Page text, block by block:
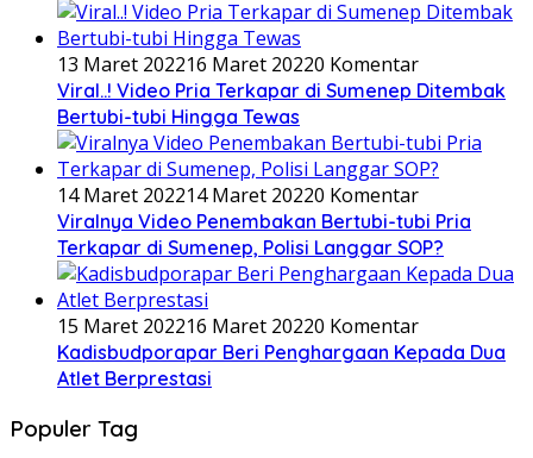
13 Maret 202216 Maret 20220 Komentar
Viral..! Video Pria Terkapar di Sumenep Ditembak
Bertubi-tubi Hingga Tewas
14 Maret 202214 Maret 20220 Komentar
Viralnya Video Penembakan Bertubi-tubi Pria
Terkapar di Sumenep, Polisi Langgar SOP?
15 Maret 202216 Maret 20220 Komentar
Kadisbudporapar Beri Penghargaan Kepada Dua
Atlet Berprestasi
Populer Tag